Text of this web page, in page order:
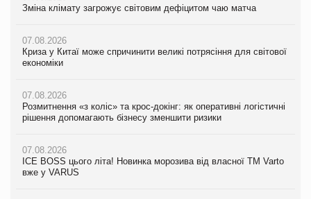
Зміна клімату загрожує світовим дефіцитом чаю матча
07.08.2026
Криза у Китаї може спричинити великі потрясіння для світової
економіки
07.08.2026
Розмитнення «з коліс» та крос-докінг: як оперативні логістичні
рішення допомагають бізнесу зменшити ризики
07.08.2026
ICE BOSS цього літа! Новинка морозива від власної ТМ Varto
вже у VARUS
Зміна клімату загрожує світовим дефіцитом чаю матча
07.08.2026
Криза у Китаї може спричинити великі потрясіння для світової
економіки
07.08.2026
Розмитнення «з коліс» та крос-докінг: як оперативні логістичні
рішення допомагають бізнесу зменшити ризики
07.08.2026
ICE BOSS цього літа! Новинка морозива від власної ТМ Varto
вже у VARUS
Зміна клімату загрожує світовим дефіцитом чаю матча
07.08.2026
Криза у Китаї може спричинити великі потрясіння для світової
економіки
07.08.2026
Kraft Heinz скоротила збиток у першому півріччі
Продажі Hugo Boss впали на 9%